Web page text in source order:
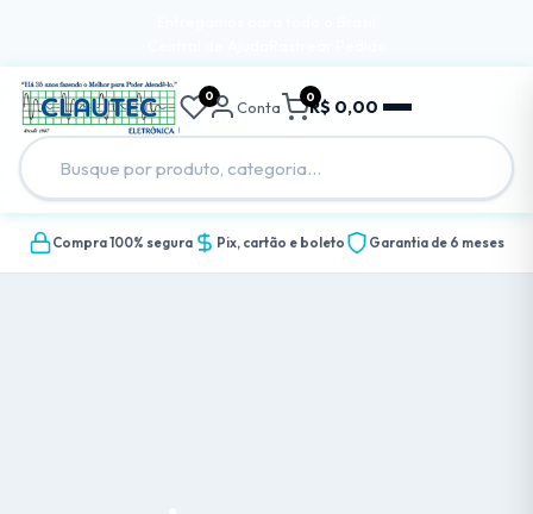
0
Conta R$ 0,00
0
Compra 100% segura Pix, cartão e boleto Garantia de 6 meses